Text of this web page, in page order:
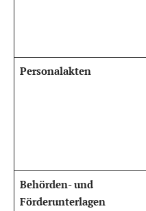
Personalakten
Behörden- und
Förderunterlagen